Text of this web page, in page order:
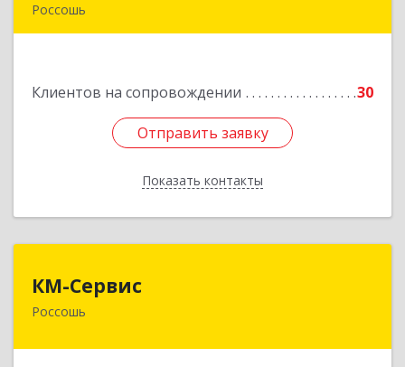
Россошь
Клиентов на сопровождении 30
Отправить заявку
Показать контакты
Подробнее
Отправить заявку
Назад
КМ-Сервис
Россошь
396650, Воронежская обл, Россошанский р-н,